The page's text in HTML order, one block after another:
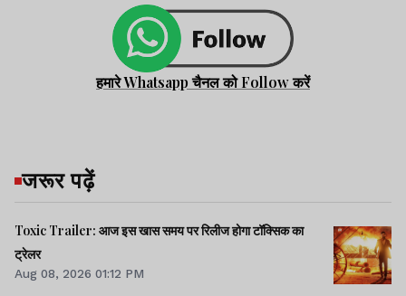
हमारे Whatsapp चैनल को Follow करें
जरूर पढ़ें
Toxic Trailer: आज इस खास समय पर रिलीज होगा टॉक्सिक का
ट्रेलर
Aug 08, 2026 01:12 PM